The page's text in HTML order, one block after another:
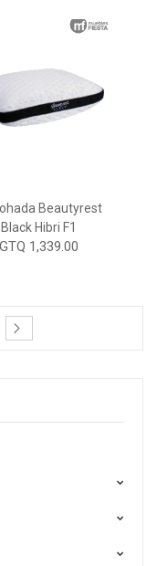
Beautyrest
Black Hibri F1
GTQ 1,339.00
reading page
Page